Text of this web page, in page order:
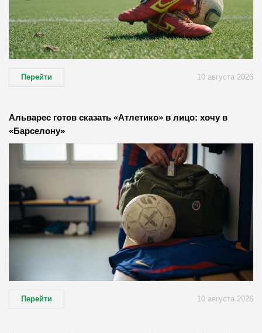
Перейти 10 августа 2026
Альварес готов сказать «Атлетико» в лицо: хочу в
«Барселону»
Перейти 10 августа 2026